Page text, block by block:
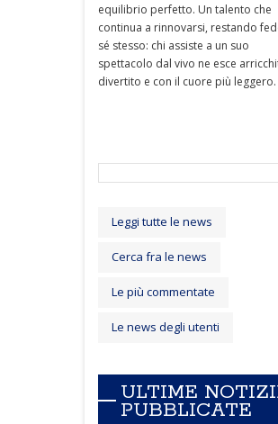
equilibrio perfetto. Un talento che
continua a rinnovarsi, restando
sé stesso: chi assiste a un suo
spettacolo dal vivo ne esce
divertito e con il cuore più leggero.
Leggi tutte le news
Cerca fra le news
Le più commentate
Le news degli utenti
ULTIME
PUBBLICATE